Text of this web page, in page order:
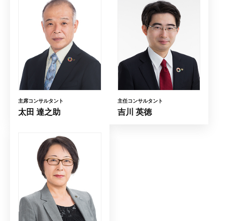
主席コンサルタント
太田 達之助
主任コンサルタント
吉川 英徳